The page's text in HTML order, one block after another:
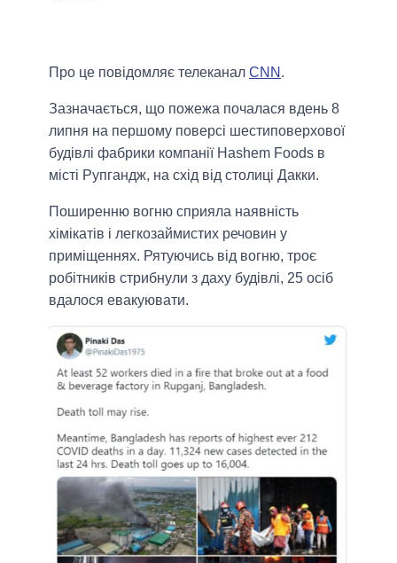
Про це повідомляє телеканал CNN .
Зазначається, що пожежа почалася вдень 8
липня на першому поверсі шестиповерхової
будівлі фабрики компанії Hashem Foods в
місті Рупгандж, на схід від столиці Дакки.
Поширенню вогню сприяла наявність
хімікатів і легкозаймистих речовин у
приміщеннях. Рятуючись від вогню, троє
робітників стрибнули з даху будівлі, 25 осіб
вдалося евакуювати.